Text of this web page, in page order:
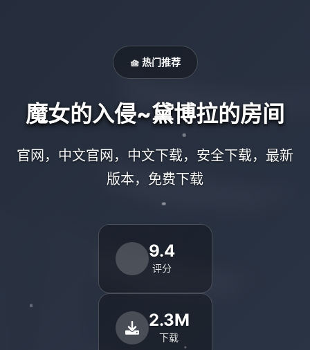
🧺 热门推荐
魔女的入侵~黛博拉的房间
官网，中文官网，中文下载，安全下载，最新
版本，免费下载
9.4
评分
2.3M
下载